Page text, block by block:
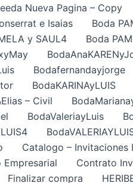
Nueva Pagina – Copy
e Isaias
Boda
y SAUL4
Boda
Bodafernandayjorge
BodaKARINAyLUIS
– Civil
BodaValeriayLuis
Catalogo – Invitaciones
Contrato
Finalizar compra